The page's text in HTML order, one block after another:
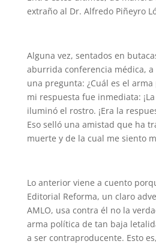
extraño al Dr. Alfredo Piñeyro
Alguna vez, sentados en
aburrida conferencia médica, a
una pregunta: ¿Cuál es el
mi respuesta fue inmediata:
iluminó el rostro. ¡Era la
Eso selló una amistad que ha
muerte y de la cual me siento
Lo anterior viene a cuento
Editorial Reforma, un claro
AMLO, usa contra él no la
arma política de tan baja
a ser contraproducente. Esto